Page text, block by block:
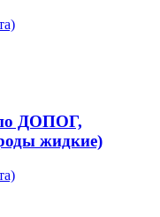
по ДОПОГ,
жидкие)